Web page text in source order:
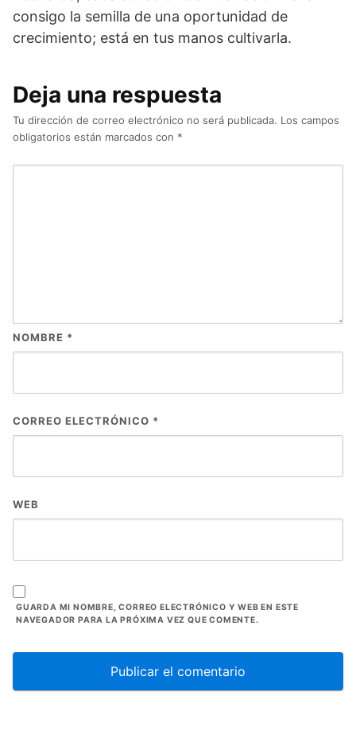
consigo la semilla de una oportunidad de
crecimiento; está en tus manos cultivarla.
Deja una respuesta
Tu dirección de correo electrónico no será publicada. Los campos
obligatorios están marcados con *
NOMBRE *
CORREO ELECTRÓNICO *
WEB
GUARDA MI NOMBRE, CORREO ELECTRÓNICO Y WEB EN ESTE
NAVEGADOR PARA LA PRÓXIMA VEZ QUE COMENTE.